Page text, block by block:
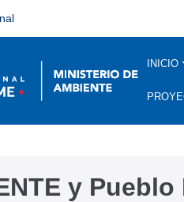
INICIO
y